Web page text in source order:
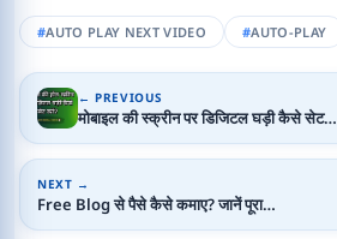
AUTO PLAY NEXT VIDEO AUTO-PLAY
← PREVIOUS
मोबाइल की स्क्रीन पर डिजिटल घड़ी कैसे सेट…
NEXT →
Free Blog से पैसे कैसे कमाए? जानें पूरा…